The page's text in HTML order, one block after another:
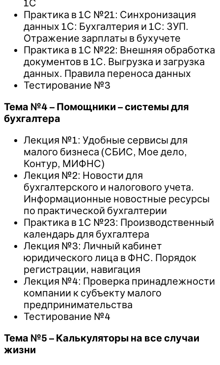
1С
Практика в 1С №21: Синхронизация
данных 1С: Бухгалтерия и 1С: ЗУП.
Отражение зарплаты в бухучете
Практика в 1С №22: Внешняя обработка
документов в 1С. Выгрузка и загрузка
данных. Правила переноса данных
Тестирование №3
Тема №4 – Помощники – системы для
бухгалтера
Лекция №1: Удобные сервисы для
малого бизнеса (СБИС, Мое дело,
Контур, МИФНС)
Лекция №2: Новости для
бухгалтерского и налогового учета.
Информационные новостные ресурсы
по практической бухгалтерии
Практика в 1С №23: Производственный
календарь для бухгалтера
Лекция №3: Личный кабинет
юридического лица в ФНС. Порядок
регистрации, навигация
Лекция №4: Проверка принадлежности
компании к субъекту малого
предпринимательства
Тестирование №4
Тема №5 – Калькуляторы на все случаи
жизни